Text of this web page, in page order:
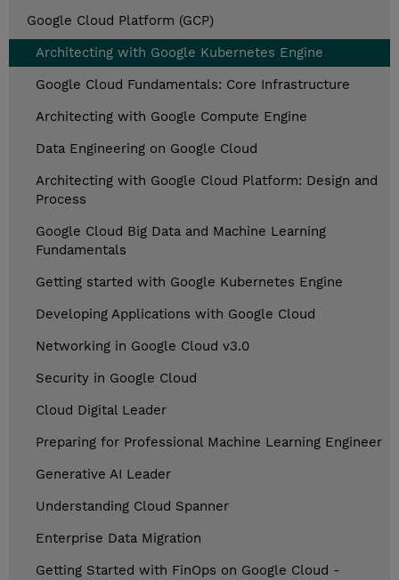
Google Cloud Platform (GCP)
Architecting with Google Kubernetes Engine
Google Cloud Fundamentals: Core Infrastructure
Architecting with Google Compute Engine
Data Engineering on Google Cloud
Architecting with Google Cloud Platform: Design and
Process
Google Cloud Big Data and Machine Learning
Fundamentals
Getting started with Google Kubernetes Engine
Developing Applications with Google Cloud
Networking in Google Cloud v3.0
Security in Google Cloud
Cloud Digital Leader
Preparing for Professional Machine Learning Engineer
Generative AI Leader
Understanding Cloud Spanner
Enterprise Data Migration
Getting Started with FinOps on Google Cloud -